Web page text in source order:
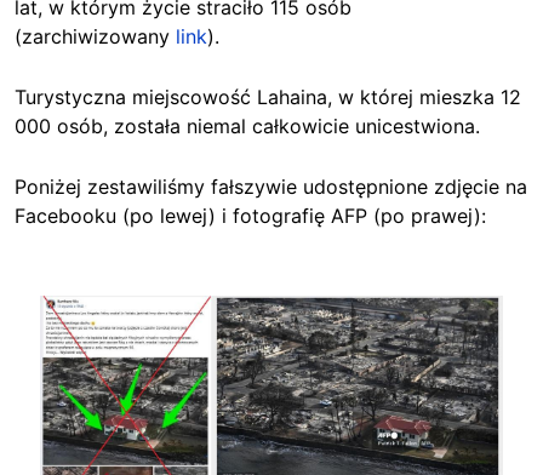
lat, w którym życie straciło 115 osób
(zarchiwizowany link).
Turystyczna miejscowość Lahaina, w której mieszka 12
000 osób, została niemal całkowicie unicestwiona.
Poniżej zestawiliśmy fałszywie udostępnione zdjęcie na
Facebooku (po lewej) i fotografię AFP (po prawej):
Image